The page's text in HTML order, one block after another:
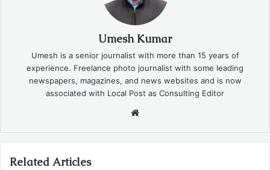
Umesh Kumar
Umesh is a senior journalist with more than 15 years of
experience. Freelance photo journalist with some leading
newspapers, magazines, and news websites and is now
associated with Local Post as Consulting Editor
Related Articles